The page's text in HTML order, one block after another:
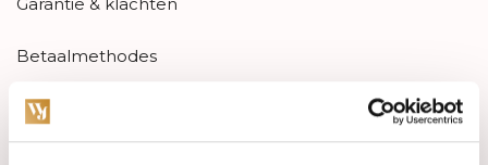
Betaalmethodes
Sitemap